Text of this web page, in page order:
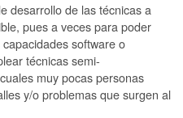
desarrollo de las técnicas a
pues a veces para poder
software o
técnicas semi-
muy pocas personas
y/o problemas que surgen al